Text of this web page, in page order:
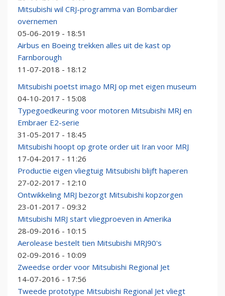
Mitsubishi wil CRJ-programma van Bombardier
overnemen
05-06-2019 - 18:51
Airbus en Boeing trekken alles uit de kast op
Farnborough
11-07-2018 - 18:12
Mitsubishi poetst imago MRJ op met eigen museum
04-10-2017 - 15:08
Typegoedkeuring voor motoren Mitsubishi MRJ en
Embraer E2-serie
31-05-2017 - 18:45
Mitsubishi hoopt op grote order uit Iran voor MRJ
17-04-2017 - 11:26
Productie eigen vliegtuig Mitsubishi blijft haperen
27-02-2017 - 12:10
Ontwikkeling MRJ bezorgt Mitsubishi kopzorgen
23-01-2017 - 09:32
Mitsubishi MRJ start vliegproeven in Amerika
28-09-2016 - 10:15
Aerolease bestelt tien Mitsubishi MRJ90's
02-09-2016 - 10:09
Zweedse order voor Mitsubishi Regional Jet
14-07-2016 - 17:56
Tweede prototype Mitsubishi Regional Jet vliegt